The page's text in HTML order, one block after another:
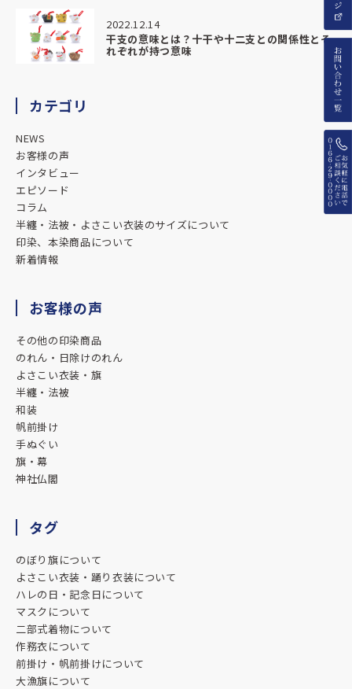
2022.12.14
干支の意味とは？十干や十二支との関係性とそ
れぞれが持つ意味
カテゴリ
NEWS
お客様の声
インタビュー
エピソード
コラム
半纏・法被・よさこい衣装のサイズについて
印染、本染商品について
新着情報
お客様の声
その他の印染商品
のれん・日除けのれん
よさこい衣装・旗
半纏・法被
和装
帆前掛け
手ぬぐい
旗・幕
神社仏閣
タグ
のぼり旗について
よさこい衣装・踊り衣装について
ハレの日・記念日について
マスクについて
二部式着物について
作務衣について
前掛け・帆前掛けについて
大漁旗について